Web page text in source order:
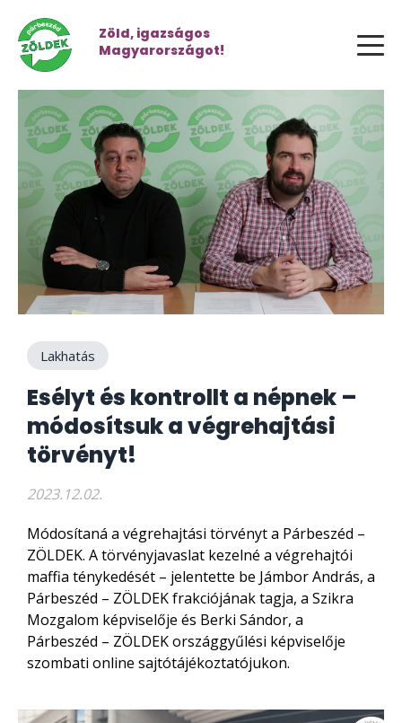
Zöld, igazságos
Magyarországot!
Lakhatás
Esélyt és kontrollt a népnek –
módosítsuk a végrehajtási
törvényt!
2023.12.02.
Módosítaná a végrehajtási törvényt a Párbeszéd –
ZÖLDEK. A törvényjavaslat kezelné a végrehajtói
maffia ténykedését – jelentette be Jámbor András, a
Párbeszéd – ZÖLDEK frakciójának tagja, a Szikra
Mozgalom képviselője és Berki Sándor, a
Párbeszéd – ZÖLDEK országgyűlési képviselője
szombati online sajtótájékoztatójukon.